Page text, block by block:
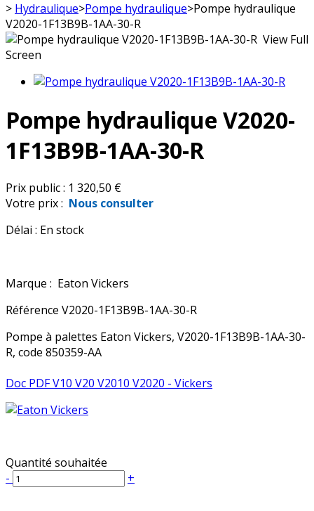
> Hydraulique>Pompe hydraulique>Pompe hydraulique
V2020-1F13B9B-1AA-30-R
View Full
Screen
Pompe hydraulique V2020-
1F13B9B-1AA-30-R
Prix public : 1 320,50 €
Votre prix : Nous consulter
Délai : En stock
Marque : Eaton Vickers
Référence V2020-1F13B9B-1AA-30-R
Pompe à palettes Eaton Vickers, V2020-1F13B9B-1AA-30-
R, code 850359-AA
Doc PDF V10 V20 V2010 V2020 - Vickers
Quantité souhaitée
-
+